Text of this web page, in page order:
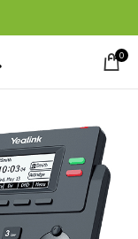
0